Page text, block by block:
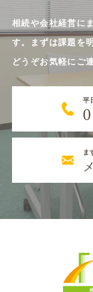
相続や会社経営に
す。まずは課題を
どうぞお気軽にご
平
ま